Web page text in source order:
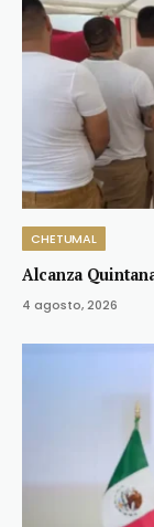
CHETUMAL
Alcanza
4 agosto, 2026